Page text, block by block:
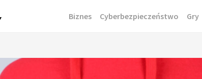
Biznes Cyberbezpieczeństwo Gry